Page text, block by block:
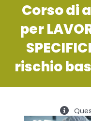
Corso di
per
rischio